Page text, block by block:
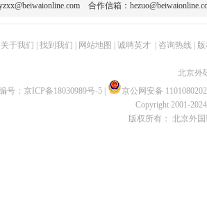
合作信箱：
关于我们 找到我们 网站地图 诚聘英才| 咨询热线|
北京外
号： 京ICP备18030989号-5
京公网安备
Copyright 2001-
版权所有： 北京外